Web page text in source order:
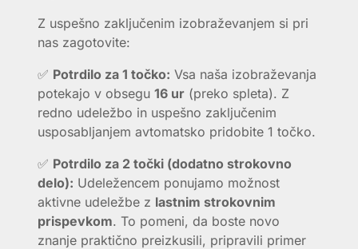
Z uspešno zaključenim izobraževanjem si pri
nas zagotovite:
✅ Potrdilo za 1 točko: Vsa naša izobraževanja
potekajo v obsegu 16 ur(preko spleta). Z
redno udeležbo in uspešno zaključenim
usposabljanjem avtomatsko pridobite 1 točko.
✅ Potrdilo za 2 točki (dodatno strokovno
delo): Udeležencem ponujamo možnost
aktivne udeležbe z lastnim strokovnim
prispevkom. To pomeni, da boste novo
znanje praktično preizkusili, pripravili primer